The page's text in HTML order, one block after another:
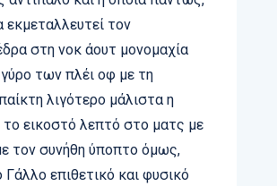
εκμεταλλευτεί τον
στη νοκ άουτ μονομαχία
γύρο των πλέι οφ με τη
λιγότερο μάλιστα η
το εικοστό λεπτό στο ματς με
τον συνήθη ύποπτο όμως,
επιθετικό και φυσικό